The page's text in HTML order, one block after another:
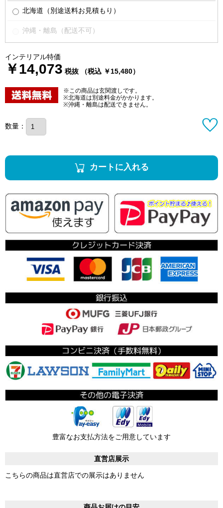
北海道（別途送料お見積もり）
沖縄・離島（配送不可）
インテリアル特価
￥14,073 税抜 （税込 ￥15,480）
※この商品は玄関渡しです。
※北海道は別途料金がかかります。
※沖縄・離島は配送できません。
数量：
カートに入れる
豊富なお支払方法をご用意しています
直営店展示
こちらの商品は直営店での展示はありません